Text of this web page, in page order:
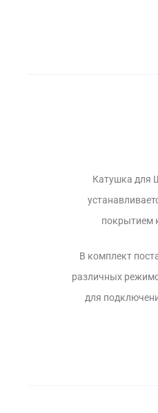
Катушка для
покрытием
В комплект
различных
для